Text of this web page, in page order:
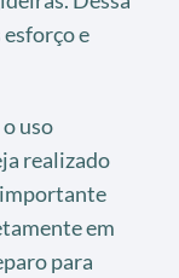
e
uso
realizado
importante
em
para